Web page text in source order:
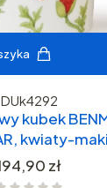
DUk4292
kubek
kwiaty-maki
zł